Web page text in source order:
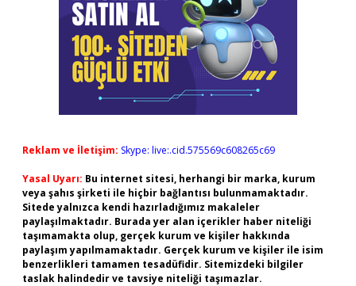
Reklam ve İletişim: Skype: live:.cid.575569c608265c69
Yasal Uyarı: Bu internet sitesi, herhangi bir marka, kurum
veya şahıs şirketi ile hiçbir bağlantısı bulunmamaktadır.
Sitede yalnızca kendi hazırladığımız makaleler
paylaşılmaktadır. Burada yer alan içerikler haber niteliği
taşımamakta olup, gerçek kurum ve kişiler hakkında
paylaşım yapılmamaktadır. Gerçek kurum ve kişiler ile isim
benzerlikleri tamamen tesadüfidir. Sitemizdeki bilgiler
taslak halindedir ve tavsiye niteliği taşımazlar.